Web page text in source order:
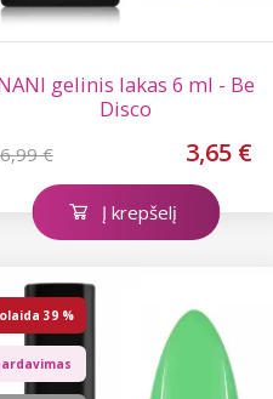
gelinis lakas 6 ml - Be
Disco
6,99 € 3,65 €
Į krepšelį
39 %